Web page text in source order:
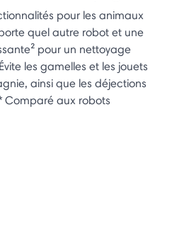
pour les animaux
quel autre robot et une
pour un nettoyage
les gamelles et les jouets
ainsi que les déjections
Comparé aux robots